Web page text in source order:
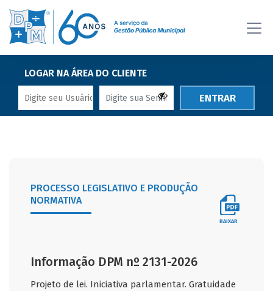
LOGAR NA ÁREA DO CLIENTE
ENTRAR
PROCESSO LEGISLATIVO E PRODUÇÃO
NORMATIVA
BAIXAR
Informação DPM nº 2131-2026
Projeto de lei. Iniciativa parlamentar. Gratuidade